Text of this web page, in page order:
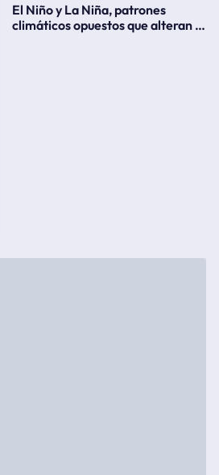
El Niño y La Niña, patrones
climáticos opuestos que alteran la